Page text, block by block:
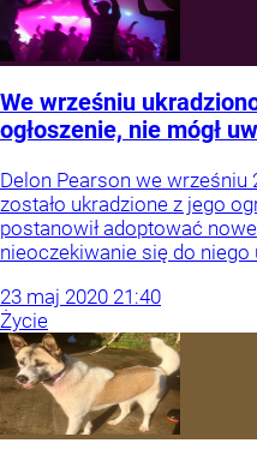
We wrześniu
ogłoszenie, nie mógł
Delon Pearson we wrześniu
zostało ukradzione z jego
postanowił adoptować
nieoczekiwanie się do niego
23 maj 2020 21:40
Życie